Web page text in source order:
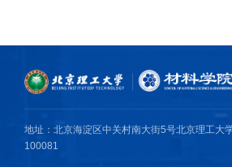
地址：北京海淀区中关村南大街5号北京理工大
100081